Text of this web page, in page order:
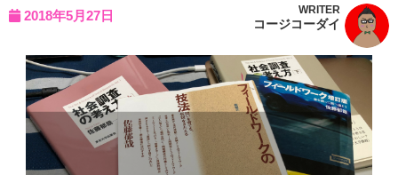
2018年5月27日 WRITER
コージコーダイ